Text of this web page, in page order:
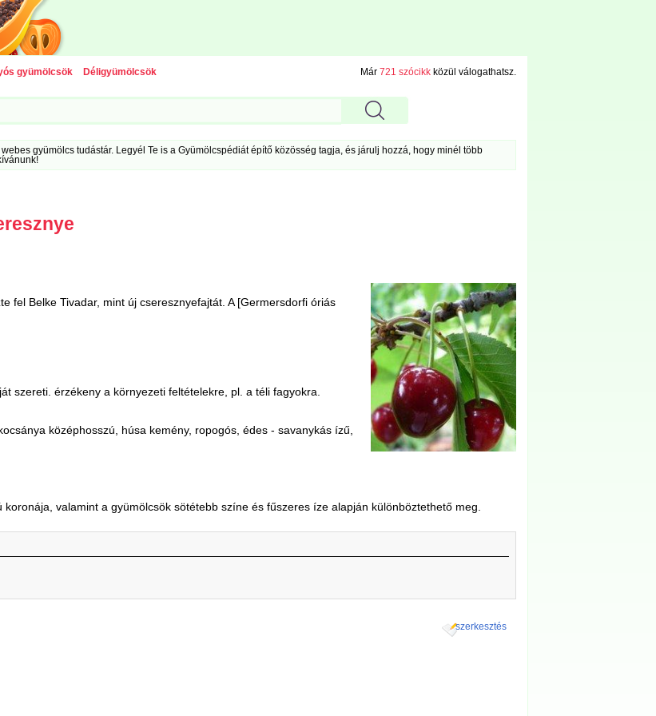
gyümölcsök Déligyümölcsök Már 721 szócikkközül válogathatsz.
gyümölcs tudástár. Legyél Te is a Gyümölcspédiát építő közösség tagja, és járulj hozzá, hogy minél több
fel Belke Tivadar, mint új cseresznyefajtát. A [Germersdorfi óriás
szereti. érzékeny a környezeti feltételekre, pl. a téli fagyokra.
középhosszú, húsa kemény, ropogós, édes - savanykás ízű,
valamint a gyümölcsök sötétebb színe és fűszeres íze alapján különböztethető meg.
szerkesztés